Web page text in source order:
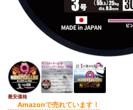
最安価格
Amazonで売れています！